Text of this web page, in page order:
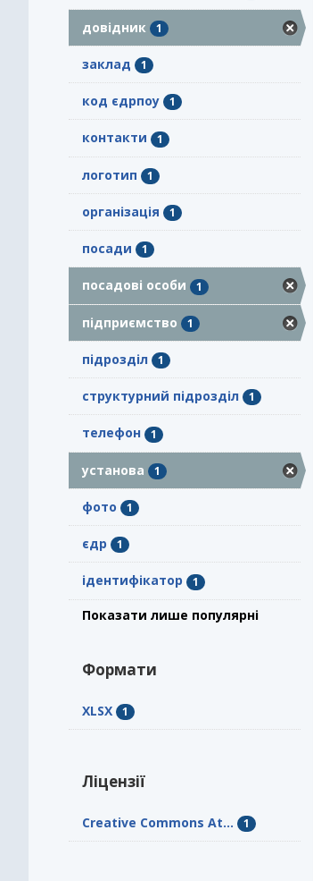
довідник 1
заклад 1
код єдрпоу 1
контакти 1
логотип 1
організація 1
посади 1
посадові особи 1
підприємство 1
підрозділ 1
структурний підрозділ 1
телефон 1
установа 1
фото 1
єдр 1
ідентифікатор 1
Показати лише популярні
Формати
XLSX 1
Ліцензії
Creative Commons At... 1